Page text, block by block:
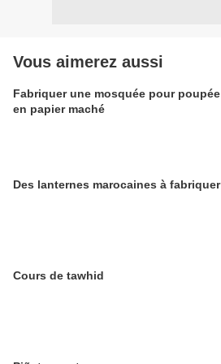
Vous aimerez aussi
Fabriquer une mosquée pour poupée
en papier maché
Des lanternes marocaines à fabriquer
Cours de tawhid